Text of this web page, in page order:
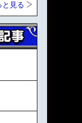
と見る